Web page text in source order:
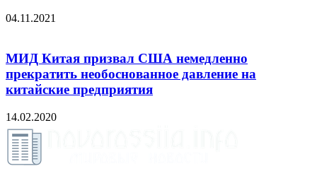
04.11.2021
МИД Китая призвал США немедленно
прекратить необоснованное давление на
китайские предприятия
14.02.2020